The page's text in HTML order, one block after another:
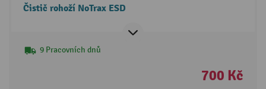
Čistič rohoží NoTrax ESD
9 Pracovních dnů
700 Kč